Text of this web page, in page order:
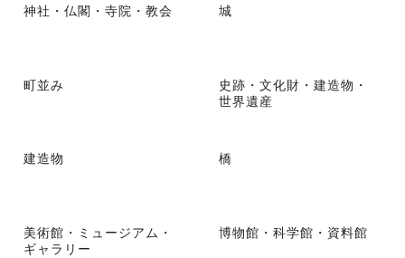
神社・仏閣・寺院・教会 城
町並み
史跡・文化財・建造物・
世界遺産
建造物 橋
美術館・ミュージアム・
ギャラリー
博物館・科学館・資料館